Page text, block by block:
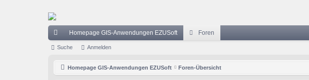
ch
Homepage GIS-Anwendungen EZUSoft Foren
Suche Anmelden
Homepage GIS-Anwendungen EZUSoft Foren-Übersicht